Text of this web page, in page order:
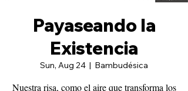
Payaseando la
Existencia
Sun, Aug 24
  |
Bambudésica
Nuestra risa, como el aire que transforma los